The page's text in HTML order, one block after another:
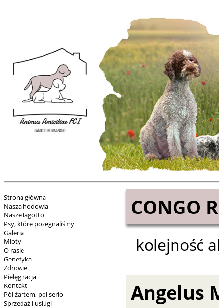
Strona główna
Nasza hodowla
Nasze lagotto
Psy, które pożegnaliśmy
Galeria
Mioty
O rasie
Genetyka
Zdrowie
Pielęgnacja
Kontakt
Pół żartem, pół serio
Sprzedaż i usługi
CONGO
kolejność
Angelus